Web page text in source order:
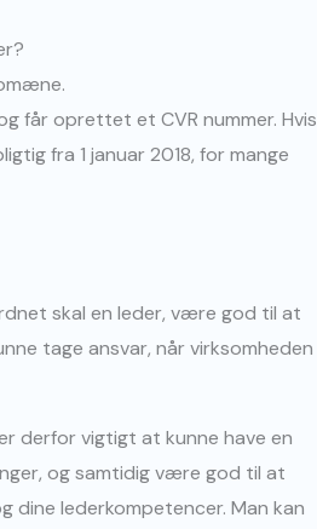
får oprettet et CVR nummer. Hvis
fra 1 januar 2018, for mange
skal en leder, være god til at
tage ansvar, når virksomheden
derfor vigtigt at kunne have en
og samtidig være god til at
dine lederkompetencer. Man kan